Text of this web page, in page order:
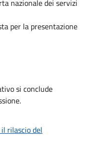
nazionale dei servizi
per la presentazione
si conclude
rilascio del